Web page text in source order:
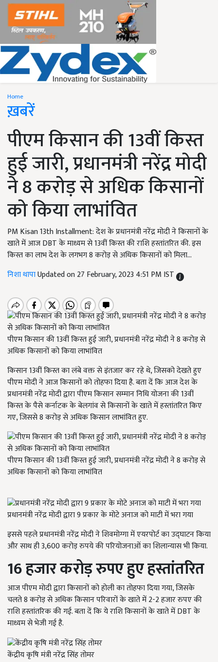
Home
ख़बरें
पीएम किसान की 13वीं किस्त
हुई जारी, प्रधानमंत्री नरेंद्र मोदी
ने 8 करोड़ से अधिक किसानों
को किया लाभांवित
PM Kisan 13th Installment: देश के प्रधानमंत्री नरेंद्र मोदी ने किसानों के
खाते में आज DBT के माध्यम से 13वीं किस्त की राशि हस्तांतरित की. इस
किस्त का लाभ देश के लगभग 8 करोड़ से अधिक किसानों को मिला...
निशा थापाUpdated on 27 February, 2023 4:51 PM IST
पीएम किसान की 13वीं किस्त हुई जारी, प्रधानमंत्री नरेंद्र मोदी ने 8 करोड़ से
अधिक किसानों को किया लाभांवित
किसान 13वीं किस्त का लंबे वक्त से इंतजार कर रहे थे, जिसको देखते हुए
पीएम मोदी ने आज किसानों को तोहफा दिया है. बता दें कि आज देश के
प्रधानमंत्री नरेंद्र मोदी द्वारा पीएम किसान सम्मान निधि योजना की 13वीं
किस्त के पैसे कर्नाटक के बेलगांव से किसानों के खाते में हस्तांतरित किए
गए, जिससे 8 करोड़ से अधिक किसान लाभांवित हुए.
पीएम किसान की 13वीं किस्त हुई जारी, प्रधानमंत्री नरेंद्र मोदी ने 8 करोड़ से
अधिक किसानों को किया लाभांवित
प्रधानमंत्री नरेंद्र मोदी द्वारा 9 प्रकार के मोटे अनाज को माटी में भरा गया
इससे पहले प्रधानमंत्री नरेंद्र मोदी ने शिवमोग्गा में एयरपोर्ट का उद्घाटन किया
और साथ ही 3,600 करोड़ रुपये की परियोजनाओं का शिलान्यास भी किया.
16 हजार करोड़ रुपए हुए हस्तांतरित
आज पीएम मोदी द्वारा किसानों को होली का तोहफा दिया गया, जिसके
चलते 8 करोड़ से अधिक किसान परिवारों के खाते में 2-2 हजार रुपए की
राशि हस्तांतरिक की गई. बता दें कि ये राशि किसानों के खाते में DBT के
माध्यम से भेजी गई है.
केंद्रीय कृषि मंत्री नरेंद्र सिंह तोमर